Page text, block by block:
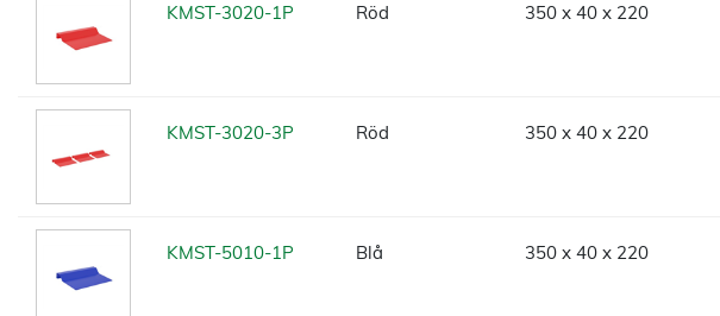
KMST-3020-1P Röd 350 x 40 x 220
KMST-3020-3P Röd 350 x 40 x 220
KMST-5010-1P Blå 350 x 40 x 220